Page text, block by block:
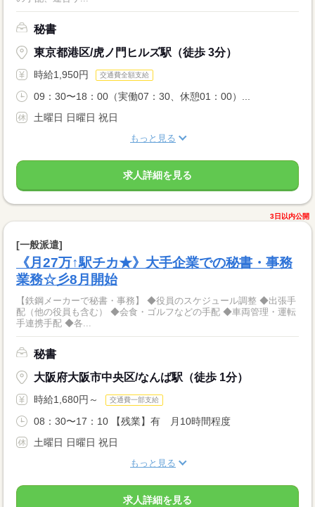
秘書
東京都港区/虎ノ門ヒルズ駅（徒歩 3分）
時給1,950円 交通費全額支給
09：30〜18：00（実働07：30、休憩01：00）...
土曜日 日曜日 祝日
もっと見る
求人詳細を見る
3日以内公開
[一般派遣]
《月27万↑駅チカ★》大手企業での秘書・事務
業務☆彡8月開始
【鉄鋼メーカーで秘書・事務】 ◆役員のスケジュール調整 ◆出張手
配（他の役員も含む） ◆会食・ゴルフなどの手配 ◆車両管理・運転
手連携手配 ◆各...
秘書
大阪府大阪市中央区/なんば駅（徒歩 1分）
時給1,680円～ 交通費一部支給
08：30〜17：10 【残業】有 月10時間程度
土曜日 日曜日 祝日
もっと見る
求人詳細を見る